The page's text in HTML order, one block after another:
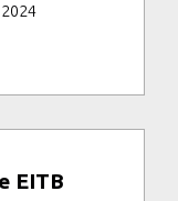
EITB